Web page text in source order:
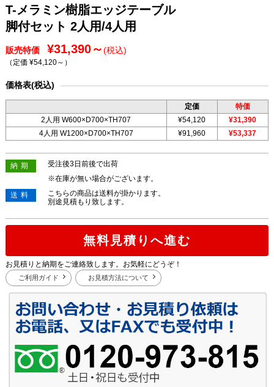
T-メラミン樹脂エッジテーブル
脚付セット 2人用/4人用
販売特価 ¥31,390～(税込)
（定価 ¥54,120～ ）
価格表(税込)
定価
特価
2人用 W600×D700×TH707
¥54,120
¥31,390
4人用 W1200×D700×TH707
¥91,960 ¥53,337
納期
受注後3日前後で出荷
※在庫が無い場合がございます。
送料
こちらの商品は送料が掛かります。
別途見積もり致します。
無料見積りへ進む
お見積りと納期をご連絡致します。お気軽にどうぞ！
ご利用ガイド お見積方法について